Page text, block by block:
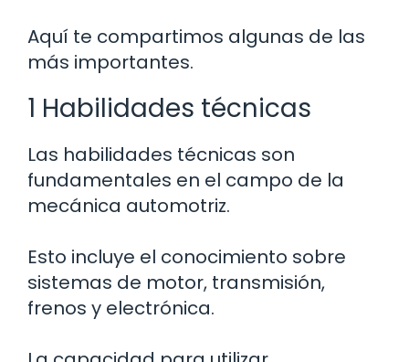
Aquí te compartimos algunas de las
más importantes.
1 Habilidades técnicas
Las habilidades técnicas son
fundamentales en el campo de la
mecánica automotriz.
Esto incluye el conocimiento sobre
sistemas de motor, transmisión,
frenos y electrónica.